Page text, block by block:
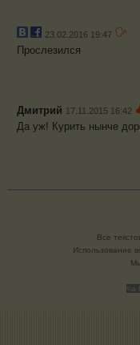
23.02.2016 19:47
Прослезился
Дмитрий 17.11.2015 16:42
Да уж! Курить нынче
Все
Использование
<a